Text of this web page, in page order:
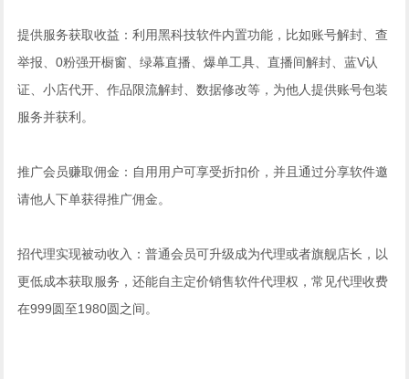
提供服务获取收益：利用黑科技软件内置功能，比如账号解封、查
举报、0粉强开橱窗、绿幕直播、爆单工具、直播间解封、蓝V认
证、小店代开、作品限流解封、数据修改等，为他人提供账号包装
服务并获利。
推广会员赚取佣金：自用用户可享受折扣价，并且通过分享软件邀
请他人下单获得推广佣金。
招代理实现被动收入：普通会员可升级成为代理或者旗舰店长，以
更低成本获取服务，还能自主定价销售软件代理权，常见代理收费
在999圆至1980圆之间。